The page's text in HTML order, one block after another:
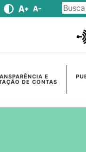
E
DE CONTAS